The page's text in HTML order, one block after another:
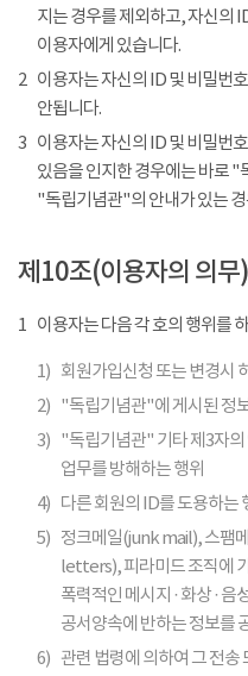
지는 경우를 제외하고, 자신의
이용자에게 있습니다.
2 이용자는 자신의 ID 및 비밀번
안됩니다.
3 이용자는 자신의 ID 및 비밀번
있음을 인지한 경우에는 바로
"독립기념관"의 안내가 있는
제10조(이용자의 의무)
1 이용자는 다음 각 호의 행위를
1) 회원가입신청 또는 변경시
2) "독립기념관"에 게시된 정
3) "독립기념관" 기타 제3자
업무를 방해하는 행위
4) 다른 회원의 ID를 도용하는
5) 정크메일(junk mail), 스팸
letters), 피라미드 조직에
폭력적인 메시지 · 화상 ·
공서양속에 반하는 정보를
6) 관련 법령에 의하여 그 전송